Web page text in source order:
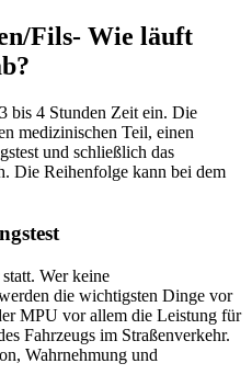
Fils- Wie läuft
bis 4 Stunden Zeit ein. Die
medizinischen Teil, einen
und schließlich das
Die Reihenfolge kann bei dem
Wer keine
die wichtigsten Dinge vor
MPU vor allem die Leistung für
Fahrzeugs im Straßenverkehr.
Wahrnehmung und